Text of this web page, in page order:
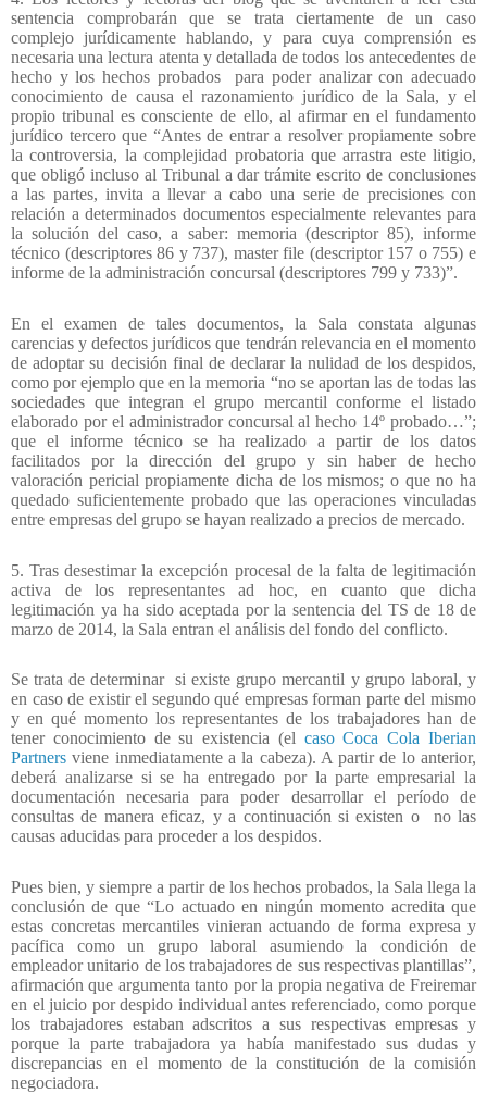
sentencia comprobarán que se trata ciertamente de un caso
complejo jurídicamente hablando, y para cuya comprensión es
necesaria una lectura atenta y detallada de todos los antecedentes de
hecho y los hechos probados
para poder analizar con adecuado
conocimiento de causa el razonamiento jurídico de la Sala, y el
propio tribunal es consciente de ello, al afirmar en el fundamento
jurídico tercero que “Antes de entrar a resolver propiamente sobre
la controversia, la complejidad probatoria que arrastra este litigio,
que obligó incluso al Tribunal a dar trámite escrito de conclusiones
a las partes, invita a llevar a cabo una serie de precisiones con
relación a determinados documentos especialmente relevantes para
la solución del caso, a saber: memoria (descriptor 85), informe
técnico (descriptores 86 y 737), master file (descriptor 157 o 755) e
informe de la administración concursal (descriptores 799 y 733)”.
En el examen de tales documentos, la Sala constata algunas
carencias y defectos jurídicos que tendrán relevancia en el momento
de adoptar su decisión final de declarar la nulidad de los despidos,
como por ejemplo que en la memoria “no se aportan las de todas las
sociedades que integran el grupo mercantil conforme el listado
elaborado por el administrador concursal al hecho 14º probado…”;
que el informe técnico se ha realizado a partir de los datos
facilitados por la dirección del grupo y sin haber de hecho
valoración pericial propiamente dicha de los mismos; o que no ha
quedado suficientemente probado que las operaciones vinculadas
entre empresas del grupo se hayan realizado a precios de mercado.
5. Tras desestimar la excepción procesal de la falta de legitimación
activa de los representantes ad hoc, en cuanto que dicha
legitimación ya ha sido aceptada por la sentencia del TS de 18 de
marzo de 2014, la Sala entran el análisis del fondo del conflicto.
Se trata de determinar
si existe grupo mercantil y grupo laboral, y
en caso de existir el segundo qué empresas forman parte del mismo
y en qué momento los representantes de los trabajadores han de
tener conocimiento de su existencia (el caso Coca Cola Iberian
Partners viene inmediatamente a la cabeza). A partir de lo anterior,
deberá analizarse si se ha entregado por la parte empresarial la
documentación necesaria para poder desarrollar el período de
consultas de manera eficaz, y a continuación si existen o
no las
causas aducidas para proceder a los despidos.
Pues bien, y siempre a partir de los hechos probados, la Sala llega la
conclusión de que “Lo actuado en ningún momento acredita que
estas concretas mercantiles vinieran actuando de forma expresa y
pacífica como un grupo laboral asumiendo la condición de
empleador unitario de los trabajadores de sus respectivas plantillas”,
afirmación que argumenta tanto por la propia negativa de Freiremar
en el juicio por despido individual antes referenciado, como porque
los trabajadores estaban adscritos a sus respectivas empresas y
porque la parte trabajadora ya había manifestado sus dudas y
discrepancias en el momento de la constitución de la comisión
negociadora.